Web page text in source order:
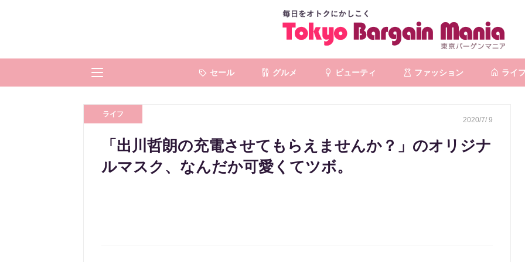
セール グルメ ビューティ ファッション ライフ
ライフ
2020/7/ 9
「出川哲朗の充電させてもらえませんか？」のオリジナ
ルマスク、なんだか可愛くてツボ。